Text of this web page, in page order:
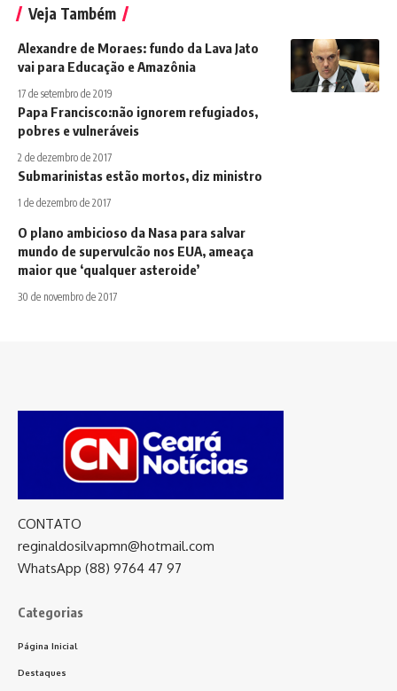
Veja Também
Alexandre de Moraes: fundo da Lava Jato
vai para Educação e Amazônia
17 de setembro de 2019
Papa Francisco:não ignorem refugiados,
pobres e vulneráveis
2 de dezembro de 2017
Submarinistas estão mortos, diz ministro
1 de dezembro de 2017
O plano ambicioso da Nasa para salvar
mundo de supervulcão nos EUA, ameaça
maior que ‘qualquer asteroide’
30 de novembro de 2017
CONTATO
reginaldosilvapmn@hotmail.com
WhatsApp (88) 9764 47 97
Categorias
Página Inicial
Destaques